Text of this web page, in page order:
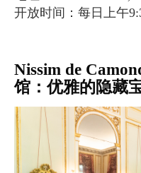
开放时间：每日上午
Nissim de Camondo 尼辛德康盟多博物
馆：优雅的隐藏